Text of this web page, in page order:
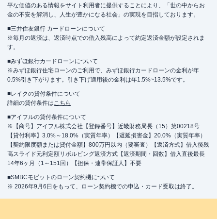
平な価値のある情報をサイト利用者に提供することにより、「世の中からお
金の不安を解消し、人生が豊かになる社会」の実現を目指しております。
■三井住友銀行 カードローンについて
※毎月の返済は、返済時点での借入残高によって約定返済金額が設定されま
す。
■みずほ銀行カードローンについて
※みずほ銀行住宅ローンのご利用で、みずほ銀行カードローンの金利が年
0.5%引き下がります。引き下げ適用後の金利は年1.5%~13.5%です。
■レイクの貸付条件について
詳細の貸付条件はこちら
■アイフルの貸付条件について
※【商号】アイフル株式会社【登録番号】近畿財務局長（15）第00218号
【貸付利率】3.0%～18.0%（実質年率）【遅延損害金】20.0%（実質年率）
【契約限度額または貸付金額】800万円以内（要審査）【返済方式】借入後残
高スライド元利定額リボルビング返済方式【返済期間・回数】借入直後最長
14年6ヶ月（1～151回）【担保・連帯保証人】不要
■SMBCモビットのローン契約機について
※ 2026年9月6日をもって、ローン契約機での申込・カード受取は終了。